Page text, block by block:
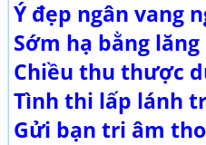
Ý đẹp ngân vang
Sớm hạ bằng
Chiều thu thược
Tình thi lấp lánh
Gửi bạn tri âm